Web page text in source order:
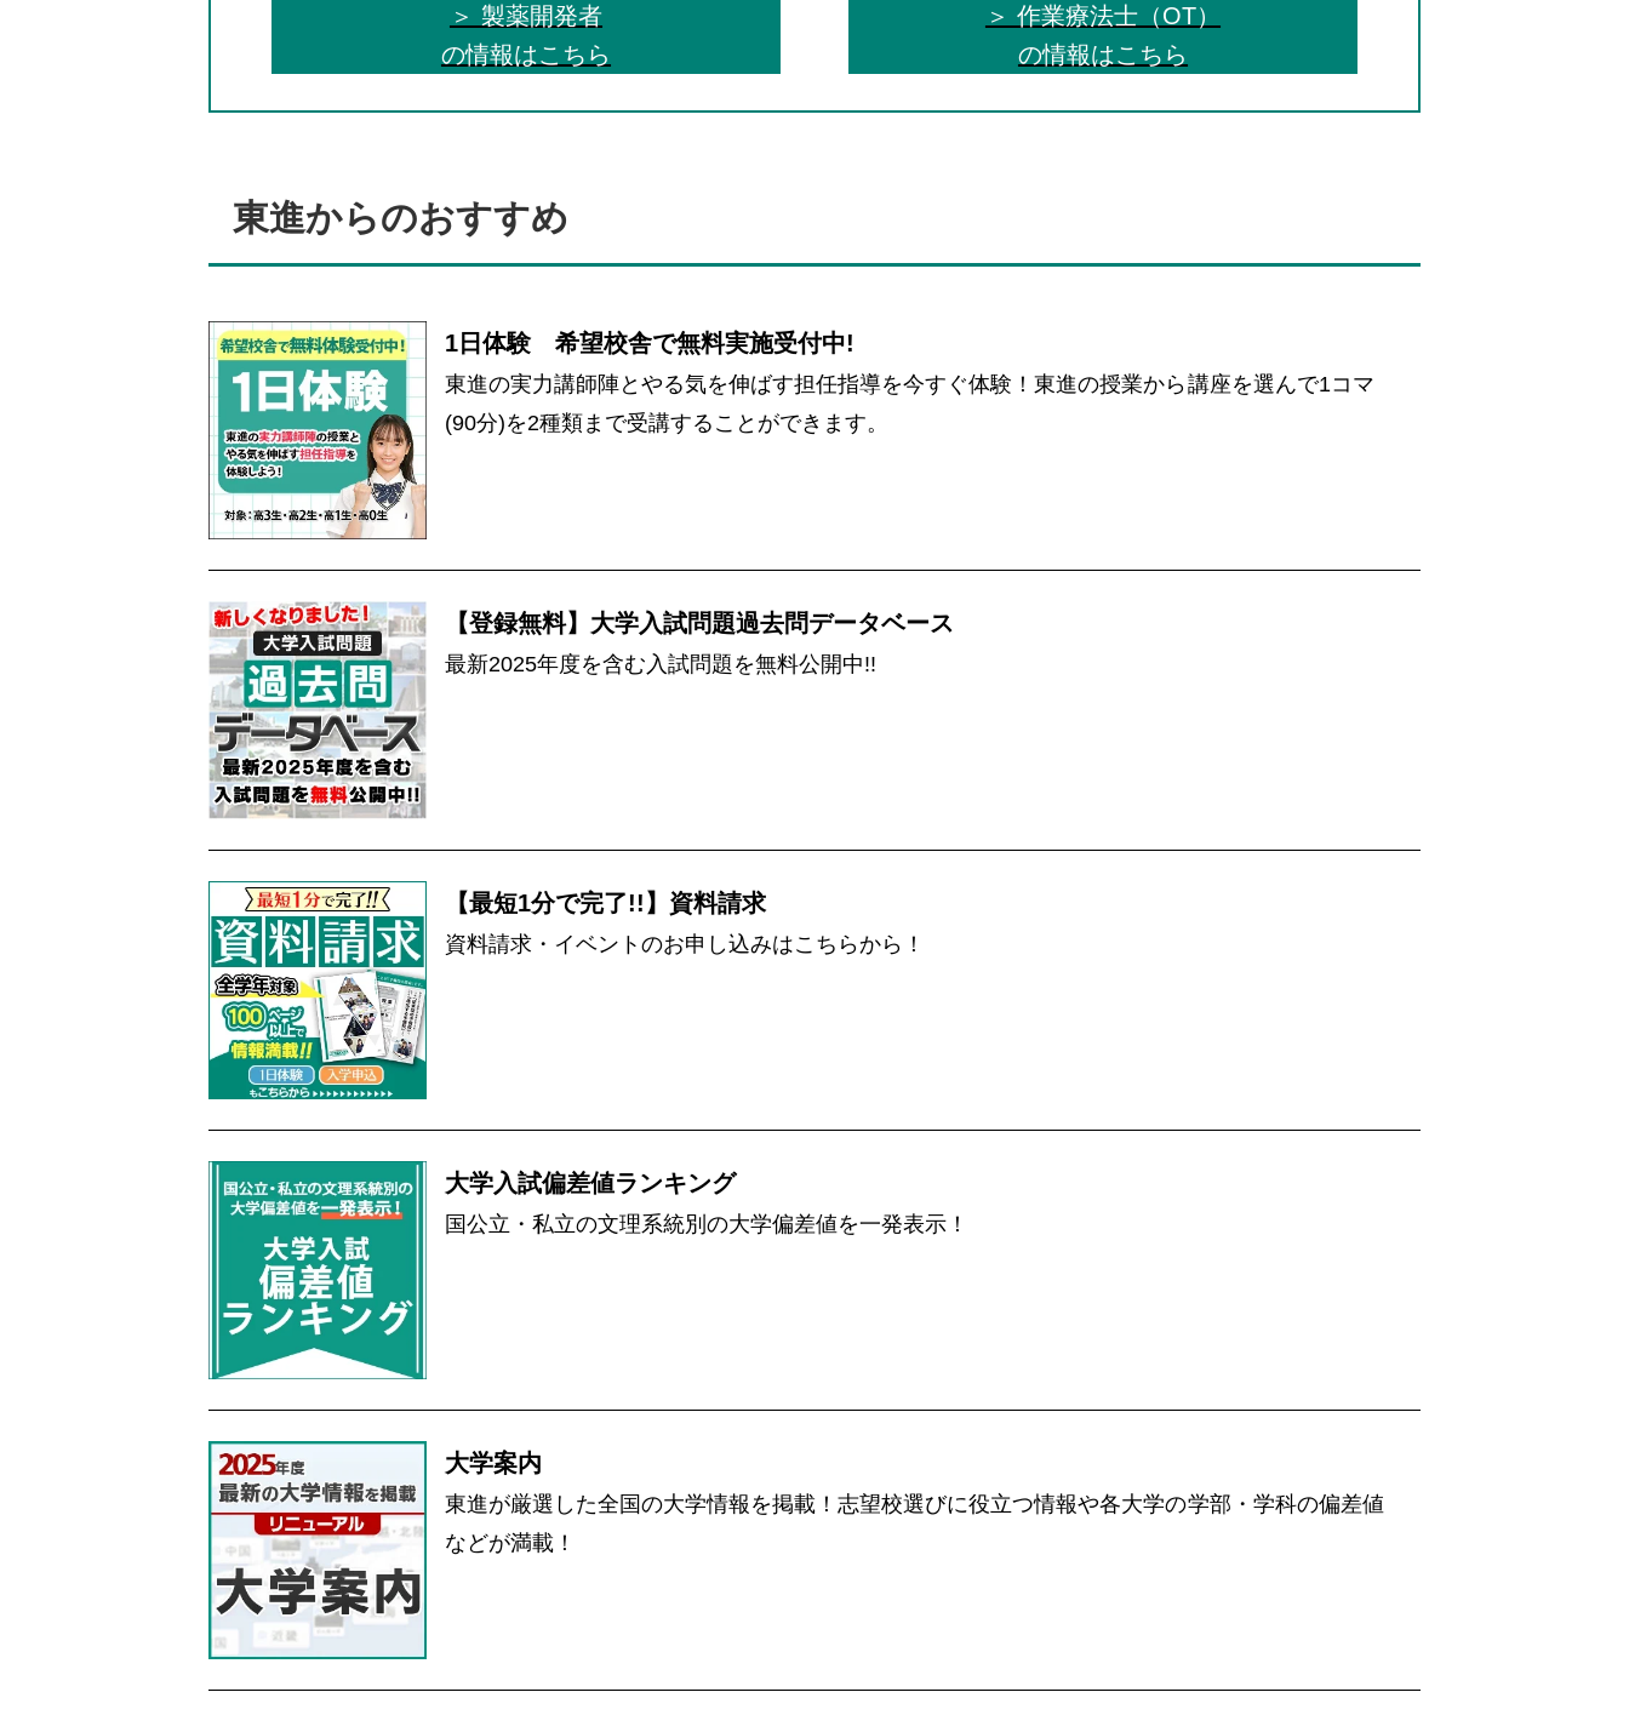
＞ 製薬開発者
の情報はこちら
＞ 作業療法士（OT）
の情報はこちら
東進からのおすすめ
1日体験 希望校舎で無料実施受付中!
東進の実力講師陣とやる気を伸ばす担任指導を今すぐ体験！東進の授業から講座を選んで1コマ
(90分)を2種類まで受講することができます。
【登録無料】大学入試問題過去問データベース
最新2025年度を含む入試問題を無料公開中!!
【最短1分で完了!!】資料請求
資料請求・イベントのお申し込みはこちらから！
大学入試偏差値ランキング
国公立・私立の文理系統別の大学偏差値を一発表示！
大学案内
東進が厳選した全国の大学情報を掲載！志望校選びに役立つ情報や各大学の学部・学科の偏差値
などが満載！